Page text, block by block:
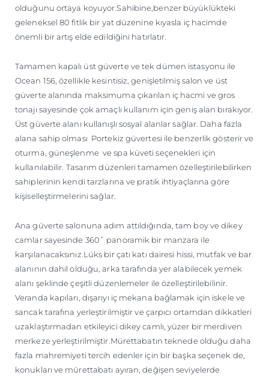
olduğunu ortaya koyuyor.Sahibine,benzer büyüklükteki
geleneksel 80 fitlik bir yat düzenine kıyasla iç hacimde
önemli bir artış elde edildiğini hatırlatır.
Tamamen kapalı üst güverte ve tek dümen istasyonu ile
Ocean 156, özellikle kesintisiz, genişletilmiş salon ve üst
güverte alanında maksimuma çıkarılan iç hacmi ve gros
tonajı sayesinde çok amaçlı kullanım için geniş alan bırakıyor.
Üst güverte alanı kullanışlı sosyal alanlar sağlar. Daha fazla
alana sahip olması Portekiz güvertesi ile benzerlik gösterir ve
oturma, güneşlenme ve spa küveti seçenekleri için
kullanılabilir. Tasarım düzenleri tamamen özelleştirilebilirken
sahiplerinin kendi tarzlarına ve pratik ihtiyaçlarına göre
kişiselleştirmelerini sağlar.
Ana güverte salonuna adım attıldığında, tam boy ve dikey
camlar sayesinde 360˚ panoramik bir manzara ile
karşılanacaksınız.Lüks bir çatı katı dairesi hissi, mutfak ve bar
alanının dahil olduğu, arka tarafında yer alabilecek yemek
alanı şeklinde çeşitli düzenlemeler ile özelleştirilebilinir.
Veranda kapıları, dışarıyı iç mekana bağlamak için iskele ve
sancak tarafına yerleştirilmiştir ve çarpıcı ortamdan dikkatleri
uzaklaştırmadan etkileyici dikey camlı, yüzer bir merdiven
merkeze yerleştirilmiştir.Mürettabatın teknede olduğu daha
fazla mahremiyeti tercih edenler için bir başka seçenek de,
konukları ve mürettabatı ayıran, değişen seviyelerde